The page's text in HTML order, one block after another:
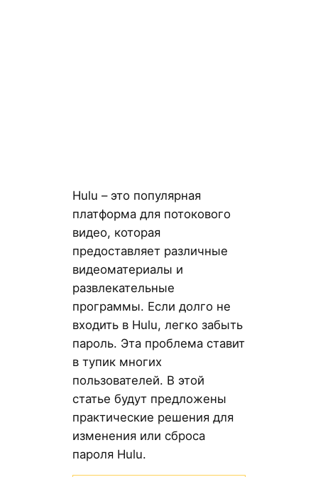
Hulu – это популярная
платформа для потокового
видео, которая
предоставляет различные
видеоматериалы и
развлекательные
программы. Если долго не
входить в Hulu, легко забыть
пароль. Эта проблема ставит
в тупик многих
пользователей. В этой
статье будут предложены
практические решения для
изменения или сброса
пароля Hulu.